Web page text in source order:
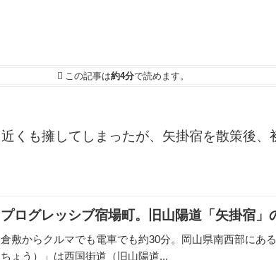
この記事は約4分で読めます。
くも擁してしまったが、矢掛宿を散策後、
プログレッシブ宿場町。旧山陽道「矢掛宿」
倉敷からクルマでも電車でも約30分。岡山県南西部にあ
ちょう）」は西国街道（旧山陽道...